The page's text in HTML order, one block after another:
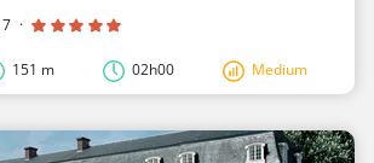
7 ·
151 m 02h00 Medium